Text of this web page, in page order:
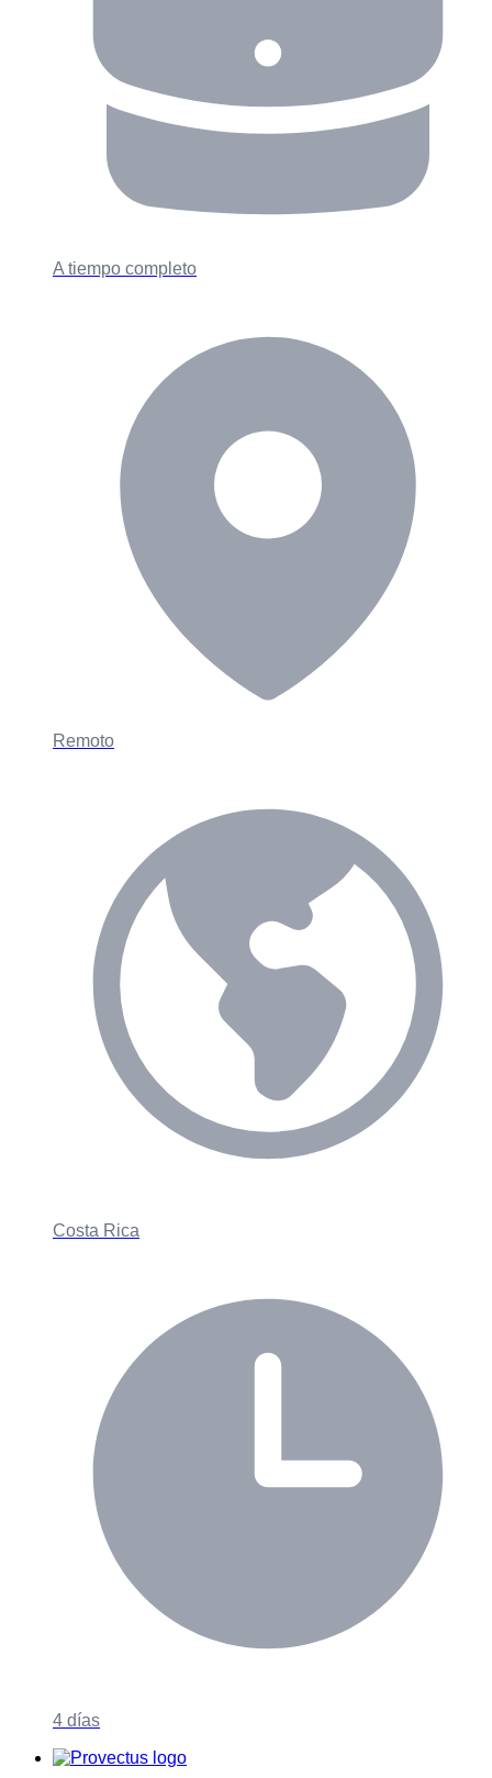
A tiempo completo
Remoto
Costa Rica
4 días